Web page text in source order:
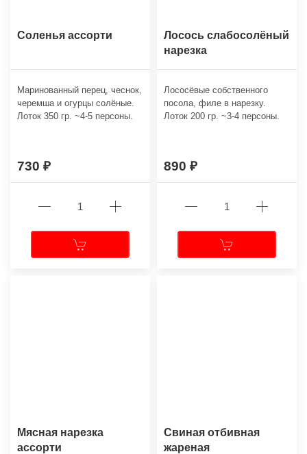
Соленья ассорти
Маринованный перец, чеснок,
черемша и огурцы солёные.
Лоток 350 гр. ~4-5 персоны.
730
Лосось слабосолёный
нарезка
Лососёвые собственного
посола, филе в нарезку.
Лоток 200 гр. ~3-4 персоны.
890
Мясная нарезка
ассорти
Свиная отбивная
жареная